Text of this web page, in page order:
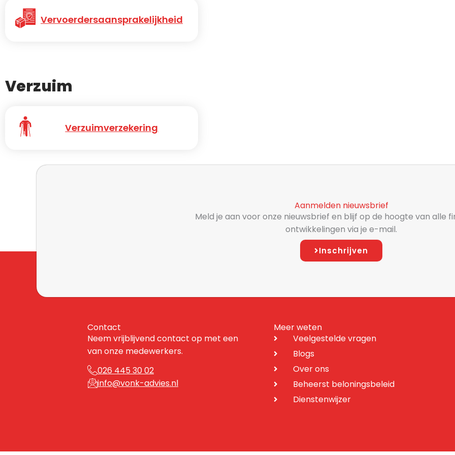
Vervoerdersaansprakelijkheid
Verzuim
Verzuimverzekering
Aanmelden nieuwsbrief
Inschrijven
Meld je aan voor onze nieuwsbrief en blijf op de hoogte van alle
ontwikkelingen via je e-mail.
Contact
Neem vrijblijvend contact op met een
van onze medewerkers.
026 445 30 02
info@vonk-advies.nl
Meer weten
Veelgestelde vragen
Blogs
Over ons
Beheerst beloningsbeleid
Dienstenwijzer